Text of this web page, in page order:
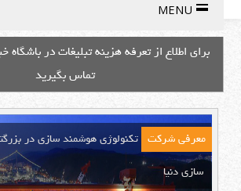
MENU
جهت انتشار رایگان اخبار فعالیت های شرکت
فراساحل با ما تماس بگیرید
معرفی شرکت‌ تکنولوژی هوشمند سازی در
سازی دنیا